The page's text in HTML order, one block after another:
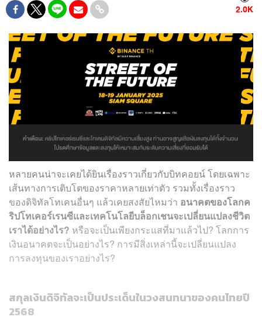
2.0K
หลายคนน่าจะเคยได้ยินเรื่องราวเกี่ยวกับบิทคอยน์ โดยเฉพาะ
เส้นทางการเติบโตของราคาหลายเท่าตัว รวมทั้งเรื่องราว
ของดิจิทัลโทเคนอื่นๆ แล้วเคยสงสัยไหมว่า อนาคตของโลกค
ริปโทเคอร์เรนซีและเทคโนโลยีบล็อกเชนจะเปลี่ยนแปลงชีวิต
เราได้อย่างไร? หรือจะเป็นเพียงกระแสที่มาแล้วไป? โลกการ
เงินอนาคตจะเป็นอย่างไร? การมีสิ่งเหล่านี้จะเปลี่ยนแปลง
การลงทุนของเราอย่างไร?
สกุลเงินดิจิทัลจะเป็นประเด็นในวงสนทนาของคนไทยปี
2568